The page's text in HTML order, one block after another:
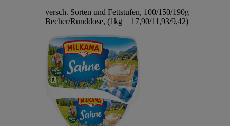
versch. Sorten und Fettstufen, 100/150/190g
Becher/Runddose, (1kg = 17,90/11,93/9,42)